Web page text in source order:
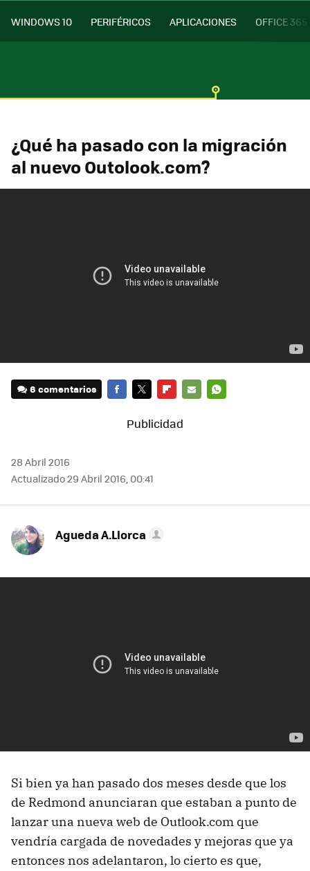
WINDOWS 10 PERIFÉRICOS APLICACIONES OFFICE 365
¿Qué ha pasado con la migración
al nuevo Outolook.com?
6 comentarios
MAIL
28 Abril 2016
Actualizado 29 Abril 2016, 00:41
Agueda A.Llorca
Si bien ya han pasado dos meses desde que los
de Redmond anunciaran que estaban a punto de
lanzar una nueva web de Outlook.com que
vendría cargada de novedades y mejoras que ya
entonces nos adelantaron, lo cierto es que,